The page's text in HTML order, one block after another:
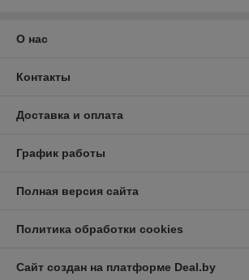
О нас
Контакты
Доставка и оплата
График работы
Полная версия сайта
Политика обработки cookies
Сайт создан на платформе Deal.by